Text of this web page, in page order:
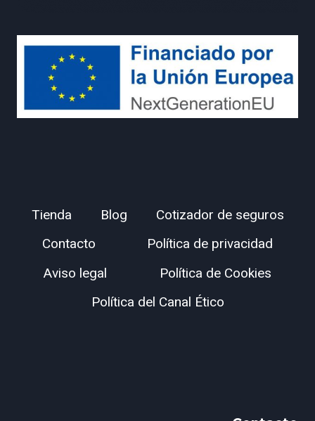
Tienda Blog
Cotizador de seguros
Contacto
Política de privacidad
Aviso legal
Política de Cookies
Política del Canal Ético